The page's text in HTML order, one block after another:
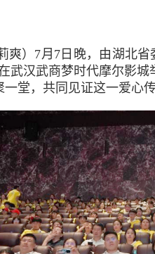
）7月7日晚，由湖北
武汉武商梦时代摩尔影
堂，共同见证这一爱心